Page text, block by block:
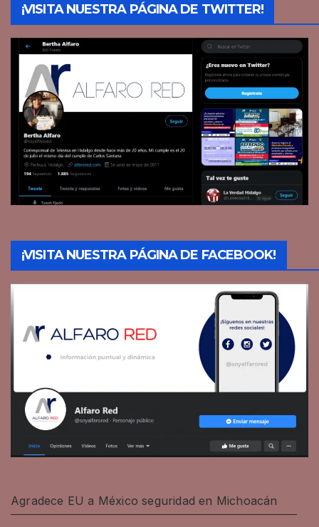
¡VISITA NUESTRA PÁGINA DE TWITTER!
¡VISITA NUESTRA PÁGINA DE FACEBOOK!
Agradece EU a México seguridad en Michoacán